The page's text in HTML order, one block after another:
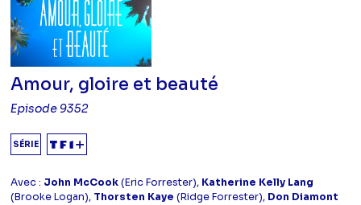
Amour, gloire et beauté
Episode 9352
SÉRIE
Avec : John McCook(Eric Forrester), Katherine Kelly Lang
(Brooke Logan), Thorsten Kaye (Ridge Forrester), Don Diamont